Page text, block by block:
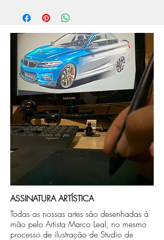
aprox. 5 dias úteis, após a confirmação de
compra.
Após a produçao, seguimos com o envio
no endereço que nos for informado na
compra ou disponibilizaremos para retirada
caso seja sua opção de compra.
ASSINATURA ARTÍSTICA
Todas as nossas artes são desenhadas à
mão pelo Artista Marco Leal, no mesmo
processo de ilustração de Studio de